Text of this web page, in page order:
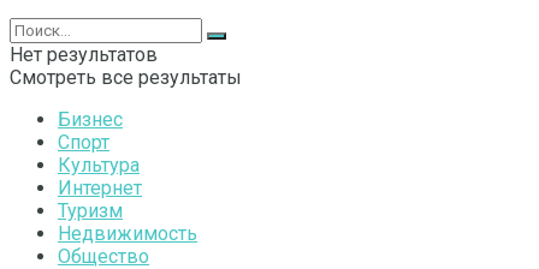
Нет результатов
Смотреть все результаты
Бизнес
Спорт
Культура
Интернет
Туризм
Недвижимость
Общество